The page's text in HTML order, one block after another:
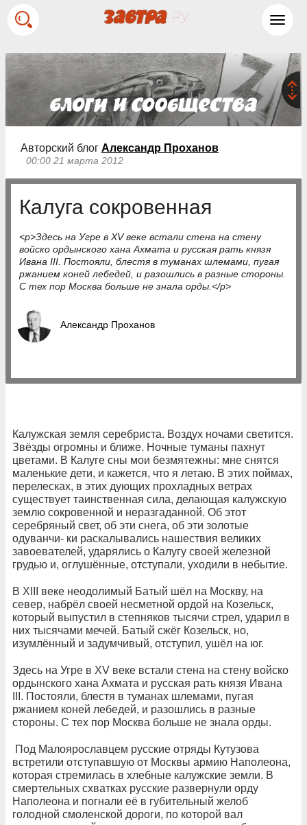
Авторский блог Александр Проханов
00:00 21 марта 2012
Калуга сокровенная
<p>Здесь на Угре в XV веке встали стена на стену
войско ордынского хана Ахмата и русская рать князя
Ивана III. Постояли, блестя в туманах шлемами, пугая
ржанием коней лебедей, и разошлись в разные стороны.
С тех пор Москва больше не знала орды.</p>
Александр Проханов
Калужская земля серебриста. Воздух ночами светится.
Звёзды огромны и ближе. Ночные туманы пахнут
цветами. В Калуге сны мои безмятежны: мне снятся
маленькие дети, и кажется, что я летаю. В этих поймах,
перелесках, в этих дующих прохладных ветрах
существует таинственная сила, делающая калужскую
землю сокровенной и неразгаданной. Об этот
серебряный свет, об эти снега, об эти золотые
одуванчи- ки раскалывались нашествия великих
завоевателей, ударялись о Калугу своей железной
грудью и, оглушённые, отступали, уходили в небытие.
В XIII веке неодолимый Батый шёл на Москву, на
север, набрёл своей несметной ордой на Козельск,
который выпустил в степняков тысячи стрел, ударил в
них тысячами мечей. Батый сжёг Козельск, но,
изумлённый и задумчивый, отступил, ушёл на юг.
Здесь на Угре в XV веке встали стена на стену войско
ордынского хана Ахмата и русская рать князя Ивана
III. Постояли, блестя в туманах шлемами, пугая
ржанием коней лебедей, и разошлись в разные
стороны. С тех пор Москва больше не знала орды.
Под Малоярославцем русские отряды Кутузова
встретили отступавшую от Москвы армию Наполеона,
которая стремилась в хлебные калужские земли. В
смертельных схватках русские развернули орду
Наполеона и погнали её в губительный желоб
голодной смоленской дороги, по которой вал